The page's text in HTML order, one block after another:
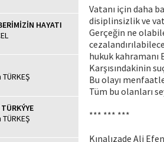
HAYATI
Vatanı için daha
disiplinsizlik ve
Gerçeğin ne
hukuk kahramanı
Karşısındakinin
Bu olayı
Tüm bu olanları
*** *** ***
Kınalızade Ali